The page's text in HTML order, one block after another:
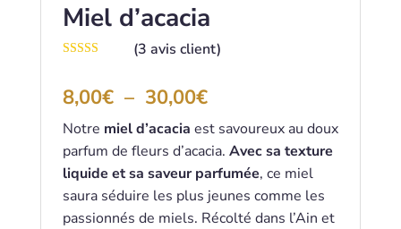
Miel d’acacia
surnotations
client
(3 avis client)
8,00€ – 30,00€Plage
de
prix :
8,00€
à
30,00€
Notre miel d’acacia est savoureux au doux
parfum de fleurs d’acacia. Avec sa texture
liquide et sa saveur parfumée, ce miel
saura séduire les plus jeunes comme les
passionnés de miels. Récolté dans l’Ain et